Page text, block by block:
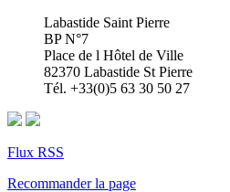
Labastide Saint Pierre
BP N°7
Place de l Hôtel de Ville
82370 Labastide St Pierre
Tél. +33(0)5 63 30 50 27
Flux RSS
Recommander la page